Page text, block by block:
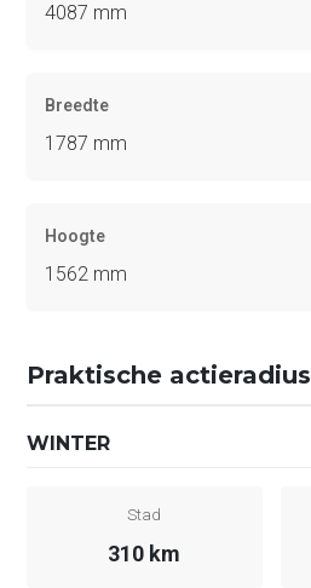
4087 mm
Breedte
1787 mm
Hoogte
1562 mm
Praktische actieradius
WINTER
Stad
310 km